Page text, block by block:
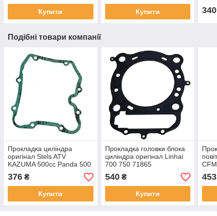
Купити Купити 340
Подібні товари компанії
Прокладка циліндра
оригінал Stels ATV
KAZUMA 500cc Panda 500
Polaris 500 3085370
192MR-1000011 LU018061
376 ₴
Купити
Прокладка головки блока
циліндра оригінал Linhai
700 750 71865
540₴
Купити
453